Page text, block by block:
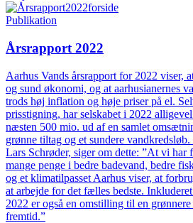
Publikation
Årsrapport 2022
Aarhus Vands årsrapport for 2022 viser,
og sund økonomi, og at aarhusianernes
trods høj inflation og høje priser på el.
prisstigning, har selskabet i 2022
næsten 500 mio. ud af en samlet
grønne tiltag og et sundere
Lars Schrøder, siger om dette: ”At vi har
mange penge i bedre badevand, bedre
og et klimatilpasset Aarhus viser, at
at arbejde for det fælles bedste.
2022 er også en omstilling til en
fremtid.”